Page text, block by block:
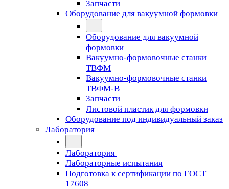
Запчасти
Оборудование для вакуумной формовки
Оборудование для вакуумной
формовки
Вакуумно-формовочные станки
ТВФМ
Вакуумно-формовочные станки
ТВФМ-В
Запчасти
Листовой пластик для формовки
Оборудование под индивидуальный заказ
Лаборатория
Лаборатория
Лабораторные испытания
Подготовка к сертификации по ГОСТ
17608